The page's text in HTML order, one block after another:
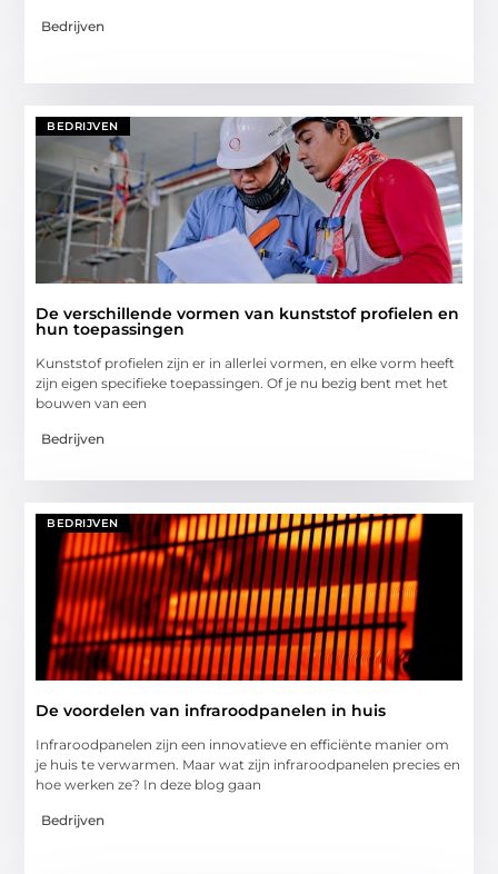
Bedrijven
BEDRIJVEN
De verschillende vormen van kunststof profielen en
hun toepassingen
Kunststof profielen zijn er in allerlei vormen, en elke vorm heeft
zijn eigen specifieke toepassingen. Of je nu bezig bent met het
bouwen van een
Bedrijven
BEDRIJVEN
De voordelen van infraroodpanelen in huis
Infraroodpanelen zijn een innovatieve en efficiënte manier om
je huis te verwarmen. Maar wat zijn infraroodpanelen precies en
hoe werken ze? In deze blog gaan
Bedrijven